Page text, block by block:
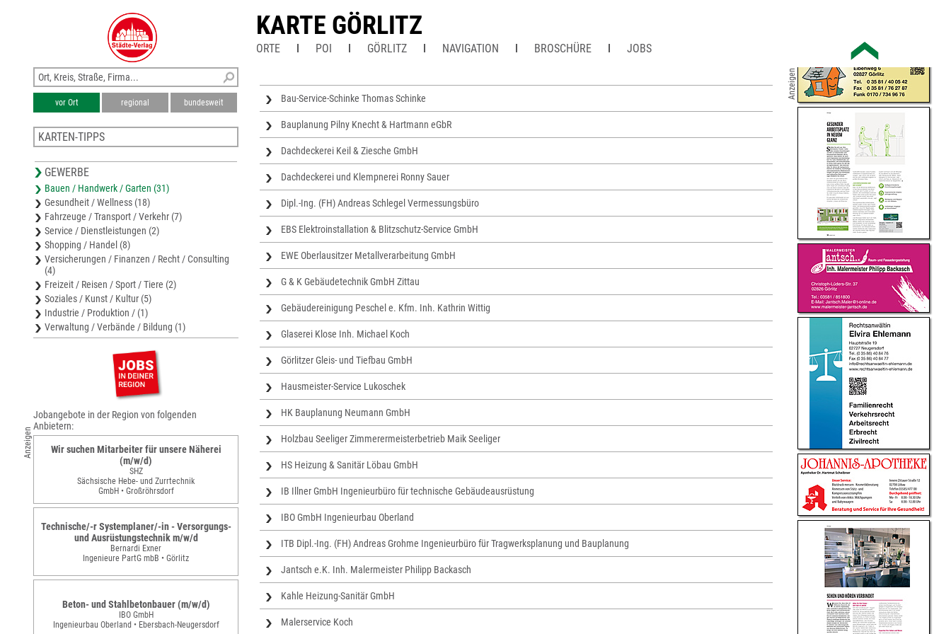
KARTE GÖRLITZ
ORTE POI GÖRLITZ NAVIGATION BROSCHÜRE JOBS
Bau-Service-Schinke Thomas Schinke
Bauplanung Pilny Knecht & Hartmann eGbR
Dachdeckerei Keil & Ziesche GmbH
Dachdeckerei und Klempnerei Ronny Sauer
Dipl.-Ing. (FH) Andreas Schlegel Vermessungsbüro
EBS Elektroinstallation & Blitzschutz-Service GmbH
EWE Oberlausitzer Metallverarbeitung GmbH
G & K Gebäudetechnik GmbH Zittau
Gebäudereinigung Peschel e. Kfm. Inh. Kathrin Wittig
Glaserei Klose Inh. Michael Koch
Görlitzer Gleis- und Tiefbau GmbH
Hausmeister-Service Lukoschek
HK Bauplanung Neumann GmbH
Holzbau Seeliger Zimmerermeisterbetrieb Maik Seeliger
HS Heizung & Sanitär Löbau GmbH
IB Illner GmbH Ingenieurbüro für technische Gebäudeausrüstung
IBO GmbH Ingenieurbau Oberland
ITB Dipl.-Ing. (FH) Andreas Grohme Ingenieurbüro für Tragwerksplanung und Bauplanung
Jantsch e.K. Inh. Malermeister Philipp Backasch
Kahle Heizung-Sanitär GmbH
Malerservice Koch
vor Ort regional bundesweit
KARTEN-TIPPS
Stadtplan Niesky
Stadtplan Löbau
Stadtplan Zittau
Freizeitkarte Naturpark Zittauer Gebirge
GEWERBE
Bauen / Handwerk / Garten (31)
Gesundheit / Wellness (18)
Fahrzeuge / Transport / Verkehr (7)
Service / Dienstleistungen (2)
Shopping / Handel (8)
Versicherungen / Finanzen / Recht / Consulting
(4)
Freizeit / Reisen / Sport / Tiere (2)
Soziales / Kunst / Kultur (5)
Industrie / Produktion / (1)
Verwaltung / Verbände / Bildung (1)
Anzeigen
Jobangebote in der Region von folgenden
Anbietern:
Wir suchen Mitarbeiter für unsere Näherei
(m/w/d)
SHZ
Sächsische Hebe- und Zurrtechnik
GmbH • Großröhrsdorf
Technische/-r Systemplaner/-in - Versorgungs-
und Ausrüstungstechnik m/w/d
Bernardi Exner
Ingenieure PartG mbB • Görlitz
Beton- und Stahlbetonbauer (m/w/d)
IBO GmbH
Ingenieurbau Oberland • Ebersbach-Neugersdorf
Anzeigen